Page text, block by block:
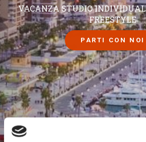
VACANZA STUDIO
FREESTYLE
PARTI CON NOI